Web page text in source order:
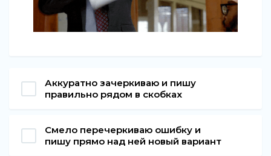
Аккуратно зачеркиваю и пишу
правильно рядом в скобках
Смело перечеркиваю ошибку и
пишу прямо над ней новый вариант